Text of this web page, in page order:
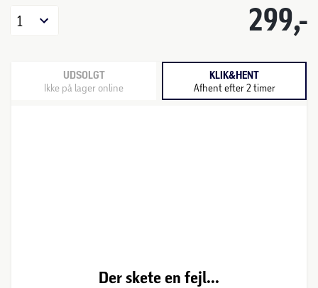
299,-
1
UDSOLGT
Ikke på lager online
KLIK&HENT
Afhent efter 2 timer
Der skete en fejl...